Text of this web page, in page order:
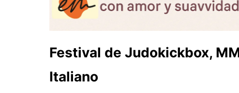
Festival de Judokickbox,
Italiano